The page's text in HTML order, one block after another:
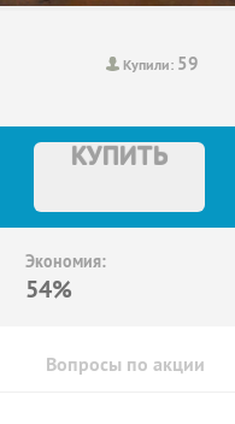
Купили: 59
КУПИТЬ
Экономия:
54%
Вопросы по акции